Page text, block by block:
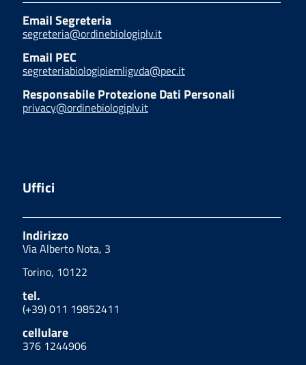
Email Segreteria
segreteria@ordinebiologiplv.it
Email PEC
segreteriabiologipiemligvda@pec.it
Responsabile Protezione Dati Personali
privacy@ordinebiologiplv.it
Uffici
Indirizzo
Via Alberto Nota, 3
Torino, 10122
tel.
(+39) 011 19852411
cellulare
376 1244906